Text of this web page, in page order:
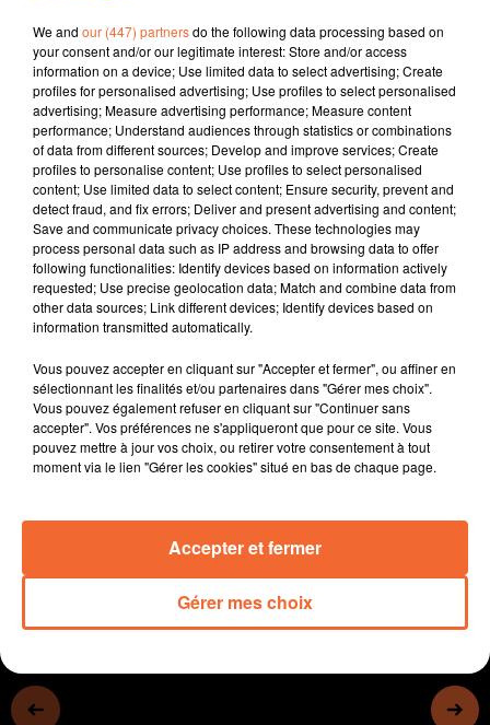
24 juin 2022 - 12 min 44 sec
JOURNAL DU VENDREDI 24 JUIN ( SOIR )
Patrice Bémanangy
L'info près de chez vous.
Des sapeurs pompiers deux-sévriens de retour d'une
mission d'entraide en Dordogne après les orages et
grêle tombés lundi soir dans ce département.
La journée départementale des sapeurs pompiers
deux-sévriens demain à Moncoutant sur Sèvre ( photo
).
déménagement de son service des archives
municipales.
Cholet, depuis hier et jusqu'à dimanche, capitale du
cyclisme puisque s'y déroulent les championnats de
We and our (447) partnersdo the following data processing based on
your consent and/or our legitimate interest: Store and/or access
information on a device; Use limited data to select advertising; Create
profiles for personalised advertising; Use profiles to select personalised
advertising; Measure advertising performance; Measure content
performance; Understand audiences through statistics or combinations
of data from different sources; Develop and improve services; Create
profiles to personalise content; Use profiles to select personalised
content; Use limited data to select content; Ensure security, prevent and
detect fraud, and fix errors; Deliver and present advertising and content;
Save and communicate privacy choices. These technologies may
process personal data such as IP address and browsing data to offer
following functionalities: Identify devices based on information actively
requested; Use precise geolocation data; Match and combine data from
other data sources; Link different devices; Identify devices based on
information transmitted automatically.
Vous pouvez accepter en cliquant sur "Accepter et fermer", ou affiner en
sélectionnant les finalités et/ou partenaires dans "Gérer mes choix".
Vous pouvez également refuser en cliquant sur "Continuer sans
accepter". Vos préférences ne s'appliqueront que pour ce site. Vous
pouvez mettre à jour vos choix, ou retirer votre consentement à tout
moment via le lien "Gérer les cookies" situé en bas de chaque page.
Gérer mes choix
Accepter et fermer